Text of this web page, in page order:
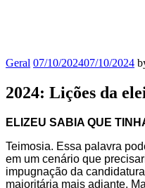
Geral 07/10/202407/10/2024
2024: Lições da
ELIZEU SABIA QUE
Teimosia. Essa palavra
em um cenário que
impugnação da
majoritária mais adiante.